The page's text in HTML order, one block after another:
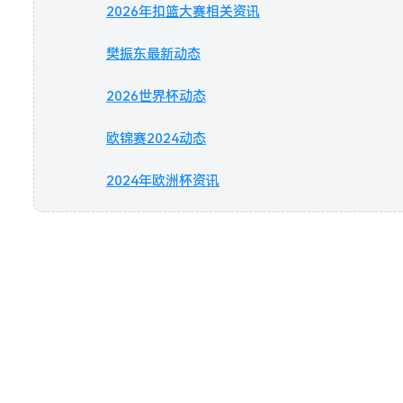
2026年扣篮大赛相关资讯
樊振东最新动态
2026世界杯动态
欧锦赛2024动态
2024年欧洲杯资讯